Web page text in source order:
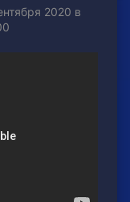
2020 в